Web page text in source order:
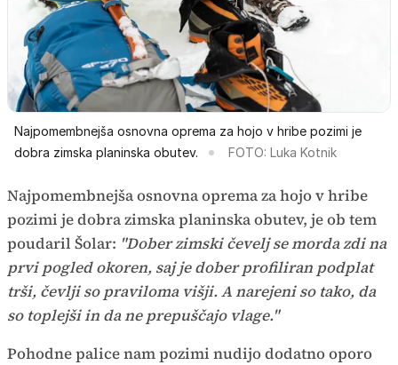
Najpomembnejša osnovna oprema za hojo v hribe pozimi je
dobra zimska planinska obutev.
FOTO: Luka Kotnik
Najpomembnejša osnovna oprema za hojo v hribe
pozimi je dobra zimska planinska obutev, je ob tem
poudaril Šolar: "Dober zimski čevelj se morda zdi na
prvi pogled okoren, saj je dober profiliran podplat
trši, čevlji so praviloma višji. A narejeni so tako, da
so toplejši in da ne prepuščajo vlage."
Pohodne palice nam pozimi nudijo dodatno oporo